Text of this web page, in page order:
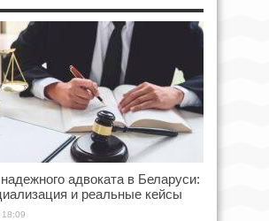
адвоката в Беларуси:
и реальные кейсы